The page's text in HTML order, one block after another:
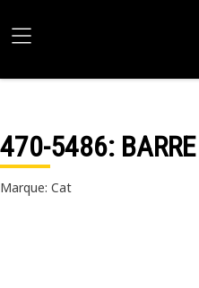
470-5486:
Marque: Cat